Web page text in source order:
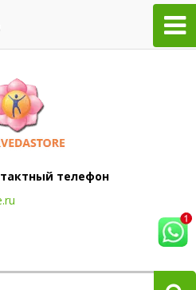
телефон